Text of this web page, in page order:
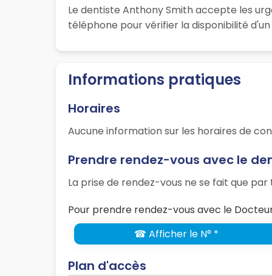
Le dentiste Anthony Smith accepte les
téléphone pour vérifier la disponibilité
Informations pratiques
Horaires
Aucune information sur les horaires de
Prendre rendez-vous avec le
La prise de rendez-vous ne se fait que
Pour prendre rendez-vous avec le
☎ Afficher le N° *
Plan d'accès